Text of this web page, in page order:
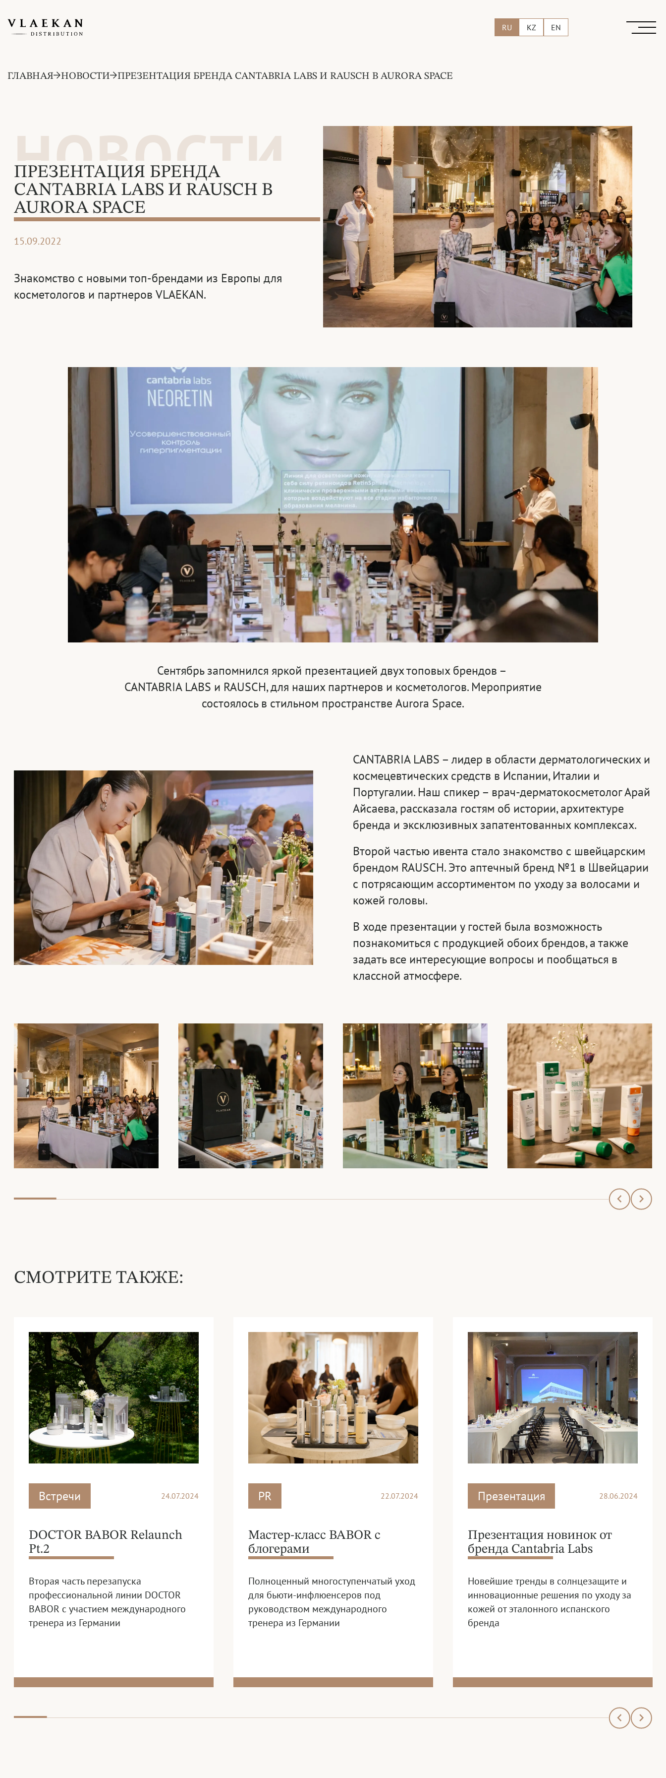
RU KZ EN
ГЛАВНАЯ НОВОСТИ ПРЕЗЕНТАЦИЯ БРЕНДА CANTABRIA LABS И RAUSCH В AURORA SPACE
НОВОСТИ
ПРЕЗЕНТАЦИЯ БРЕНДА
CANTABRIA LABS И RAUSCH В
AURORA SPACE
15.09.2022
Знакомство с новыми топ-брендами из Европы для
косметологов и партнеров VLAEKAN.
Сентябрь запомнился яркой презентацией двух топовых брендов –
CANTABRIA LABS и RAUSCH, для наших партнеров и косметологов. Мероприятие
состоялось в стильном пространстве Aurora Space.
CANTABRIA LABS – лидер в области дерматологических и
космецевтических средств в Испании, Италии и
Португалии. Наш спикер – врач-дерматокосметолог Арай
Айсаева, рассказала гостям об истории, архитектуре
бренда и эксклюзивных запатентованных комплексах.
Второй частью ивента стало знакомство с швейцарским
брендом RAUSCH. Это аптечный бренд №1 в Швейцарии
с потрясающим ассортиментом по уходу за волосами и
кожей головы.
В ходе презентации у гостей была возможность
познакомиться с продукцией обоих брендов, а также
задать все интересующие вопросы и пообщаться в
классной атмосфере.
СМОТРИТЕ ТАКЖЕ:
Встречи 24.07.2024
DOCTOR BABOR Relaunch
Pt.2
Вторая часть перезапуска
профессиональной линии DOCTOR
BABOR с участием международного
тренера из Германии
PR 22.07.2024
Мастер-класс BABOR с
блогерами
Полноценный многоступенчатый уход
для бьюти-инфлюенсеров под
руководством международного
тренера из Германии
Презентация 28.06.2024
Презентация новинок от
бренда Cantabria Labs
Новейшие тренды в солнцезащите и
инновационные решения по уходу за
кожей от эталонного испанского
бренда